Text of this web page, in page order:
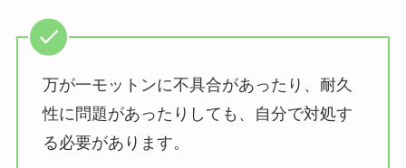
万が一モットンに不具合があったり、耐久
性に問題があったりしても、自分で対処す
る必要があります。